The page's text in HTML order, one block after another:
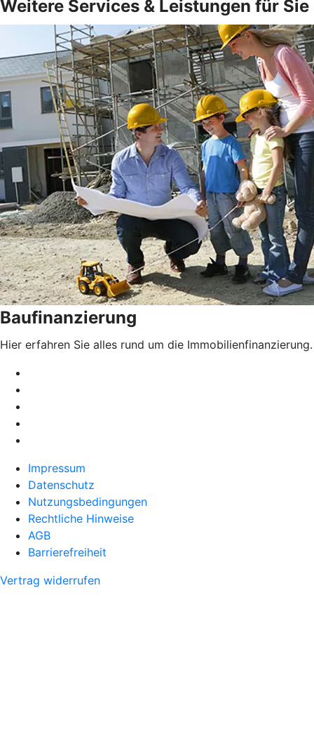
Weitere Services & Leistungen für Sie
Baufinanzierung
Hier erfahren Sie alles rund um die Immobilienfinanzierung.
Impressum
Datenschutz
Nutzungsbedingungen
Rechtliche Hinweise
AGB
Barrierefreiheit
Vertrag widerrufen